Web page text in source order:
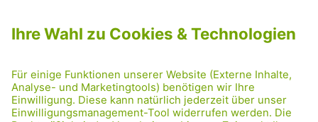
PRESSE
GRÜNE RADRETTUNG
FRIDAY NIGHTSKATING